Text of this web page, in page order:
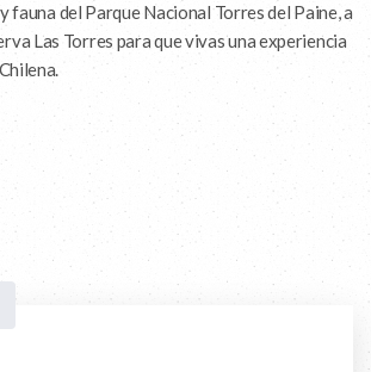
del Parque Nacional Torres del Paine, a
Las Torres para que vivas una experiencia